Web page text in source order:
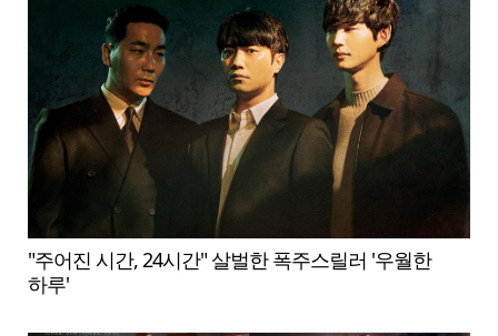
"주어진 시간, 24시간" 살벌한 폭주스릴러 '우월한
하루'